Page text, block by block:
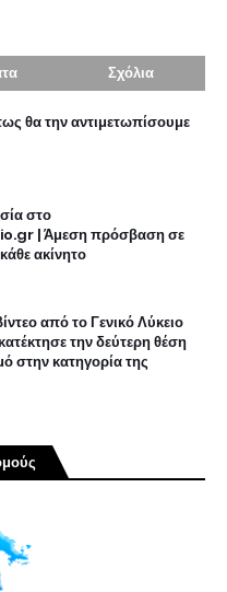
Σχόλια
θα την αντιμετωπίσουμε
στο
| Άμεση πρόσβαση σε
ακίνητο
από το Γενικό Λύκειο
την δεύτερη θέση
στην κατηγορία της